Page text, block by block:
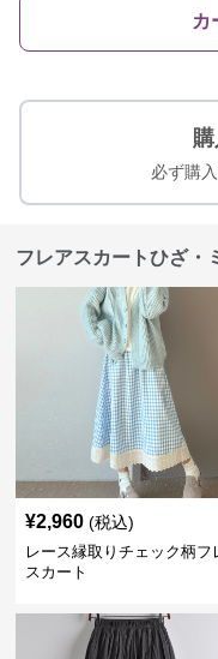
カ
必ず購
フレアスカートひざ・
¥2,960 (税込)
レース縁取りチェック柄フ
スカート